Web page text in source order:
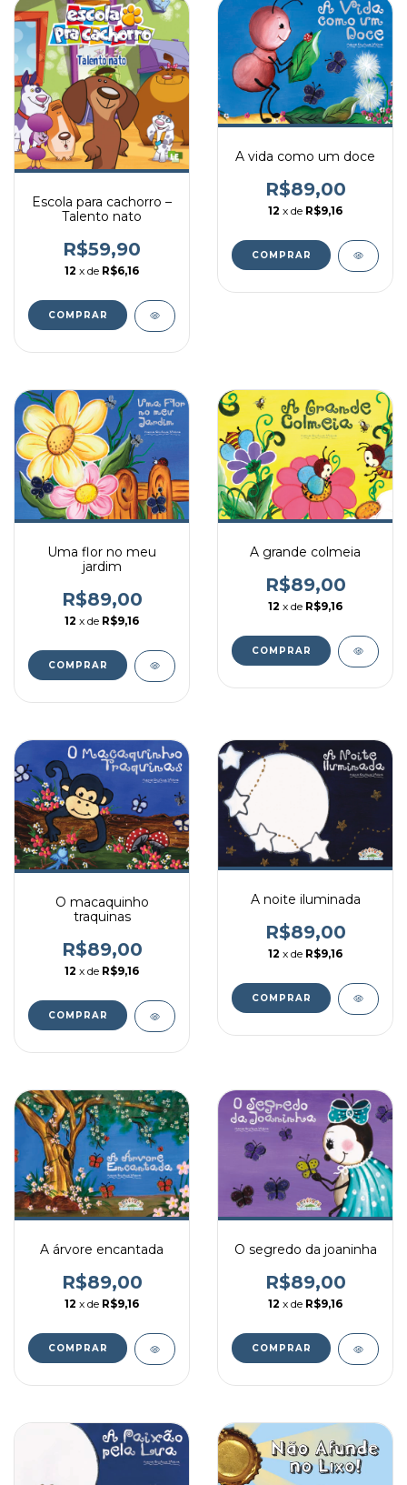
Escola para cachorro –
Talento nato
R$59,90
12 x de R$6,16
A vida como um doce
R$89,00
12 x de R$9,16
Uma flor no meu
jardim
R$89,00
12 x de R$9,16
A grande colmeia
R$89,00
12 x de R$9,16
O macaquinho
traquinas
R$89,00
12 x de R$9,16
A noite iluminada
R$89,00
12 x de R$9,16
A árvore encantada
R$89,00
12 x de R$9,16
O segredo da joaninha
R$89,00
12 x de R$9,16